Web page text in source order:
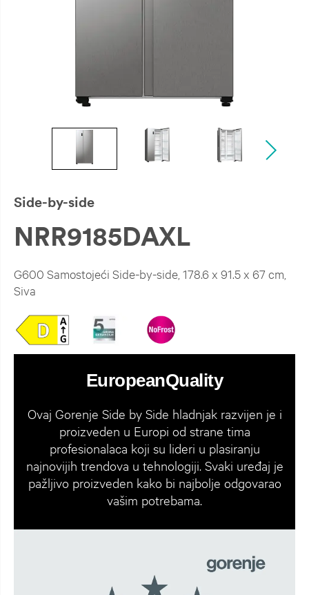
Side-by-side
NRR9185DAXL
G600 Samostojeći Side-by-side, 178.6 x 91.5 x 67 cm,
Siva
EuropeanQuality
Ovaj Gorenje Side by Side hladnjak razvijen je i
proizveden u Europi od strane tima
profesionalaca koji su lideri u plasiranju
najnovijih trendova u tehnologiji. Svaki uređaj je
pažljivo proizveden kako bi najbolje odgovarao
vašim potrebama.